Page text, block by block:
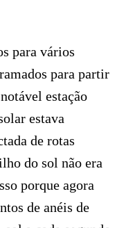
para vários
para partir
estação
estava
de rotas
do sol não era
porque agora
de anéis de